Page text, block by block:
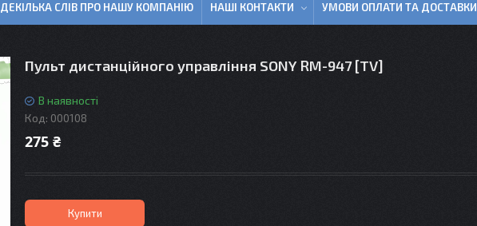
ДЕКІЛЬКА СЛІВ ПРО НАШУ КОМПАНІЮ НАШІ КОНТАКТИ УМОВИ ОПЛАТИ ТА ДОСТАВКИ
Пульт дистанційного управління SONY RM-947 [TV]
В наявності
Код: 000108
275 ₴
Купити